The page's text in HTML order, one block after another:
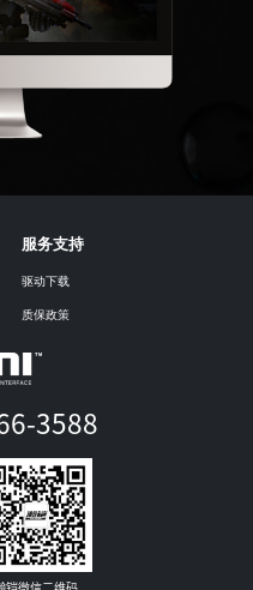
服务支持
驱动下载
质保政策
3588
铠微信二维码